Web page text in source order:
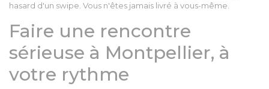
hasard d'un swipe. Vous n'êtes jamais livré à vous-même.
Faire une rencontre
sérieuse à Montpellier, à
votre rythme